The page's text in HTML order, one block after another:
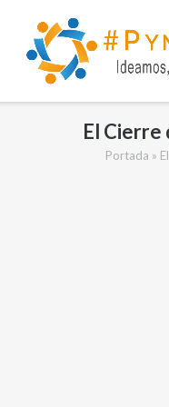
contenido
El Cierre
Portada »